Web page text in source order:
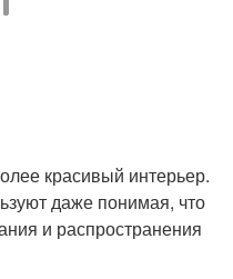
красивый интерьер.
даже понимая, что
и распространения